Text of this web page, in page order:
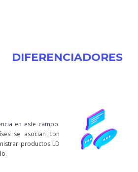
DIFERENCIADORES
en este campo.
se asocian con
productos LD